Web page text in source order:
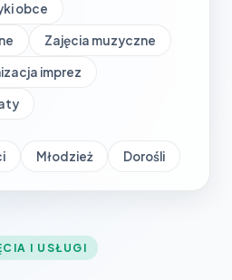
obce
Zajęcia muzyczne
imprez
Młodzież Dorośli
I USŁUGI